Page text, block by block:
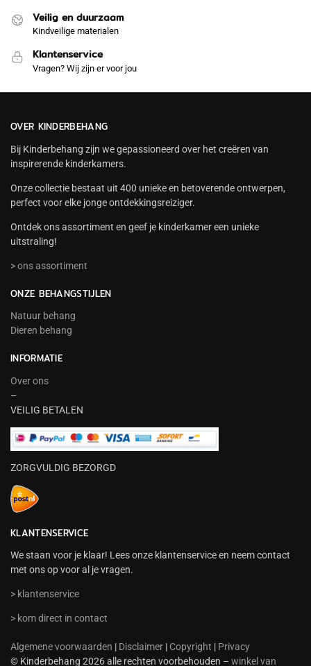
Veilig en duurzaam
Kindveilige materialen
Klantenservice
Vragen? Wij zijn er voor jou
OVER KINDERBEHANG
Bij Kinderbehang zijn we gepassioneerd over het creëren van
inspirerende kinderkamers.
Onze collectie bestaat uit 400 unieke en betoverende ontwerpen,
perfect voor elke jonge ontdekkingsreiziger.
Ontdek ons assortiment en geef je kinderkamer een unieke
uitstraling!
> ons assortiment
ONZE BEHANGSTIJLEN
Natuur behang
Dieren behang
INFORMATIE
Over ons
–
VEILIG BETALEN
ZORGVULDIG BEZORGD
KLANTENSERVICE
We staan voor je klaar! Lees onze klantenservice en neem contact
met ons op voor al je vragen.
> klantenservice
> kom direct in contact
Algemene voorwaarden | Disclaimer | Copyright | Privacy
© Kinderbehang 2026 alle rechten voorbehouden – winkel van